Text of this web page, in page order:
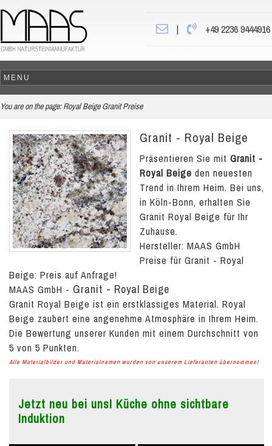
| +49 2236 9444916
You are on the page: Royal Beige Granit Preise
Granit - Royal Beige
Präsentieren Sie mit Granit -
Royal Beige den neuesten
Trend in Ihrem Heim. Bei uns,
in Köln-Bonn, erhalten Sie
Granit Royal Beige für Ihr
Zuhause.
Hersteller: MAAS GmbH
Preise für Granit - Royal
Beige: Preis auf Anfrage!
MAAS GmbH - Granit - Royal Beige
Granit Royal Beige ist ein erstklassiges Material. Royal
Beige zaubert eine angenehme Atmosphäre in Ihrem Heim.
Die Bewertung unserer Kunden mit einem Durchschnitt von
5 von 5 Punkten.
Alle Materialbilder und Materialnamen wurden von unserem Lieferanten übernommen!
Jetzt neu bei uns! Küche ohne sichtbare
Induktion